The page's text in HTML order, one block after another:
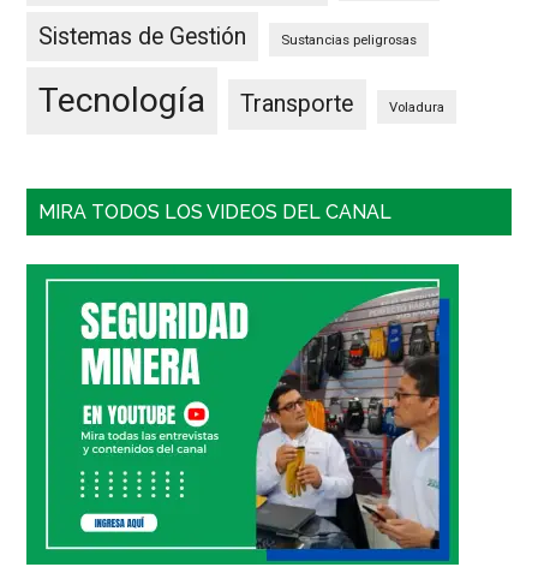
Sistemas de Gestión Sustancias peligrosas
Tecnología Transporte Voladura
MIRA TODOS LOS VIDEOS DEL CANAL